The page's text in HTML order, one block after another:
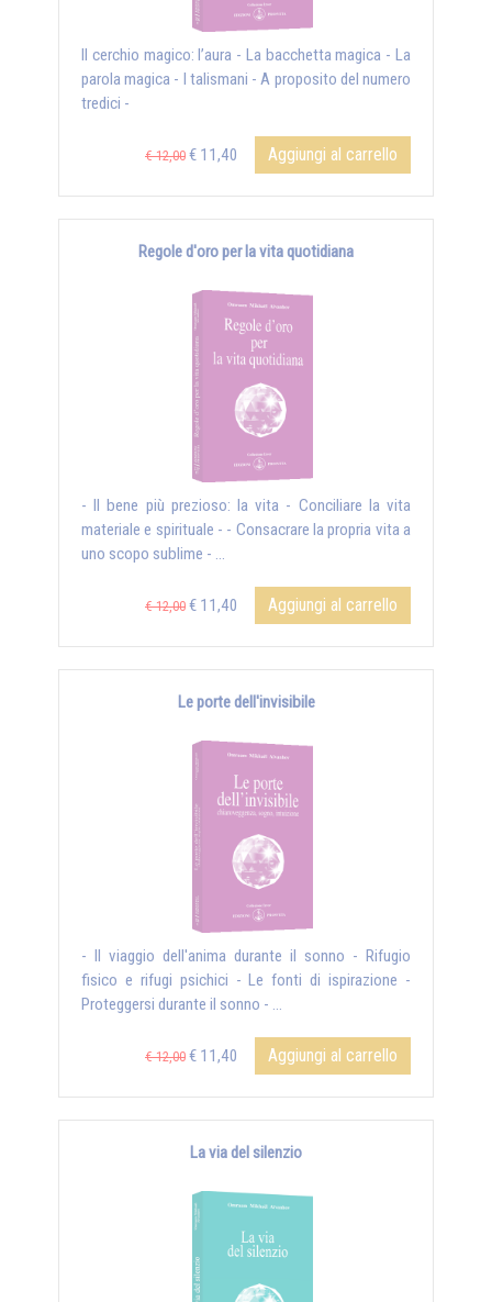
Il cerchio magico: l’aura - La bacchetta magica - La
parola magica - I talismani - A proposito del numero
tredici -
€ 12,00 € 11,40 Aggiungi al carrello
Regole d'oro per la vita quotidiana
- Il bene più prezioso: la vita - Conciliare la vita
materiale e spirituale - - Consacrare la propria vita a
uno scopo sublime - ...
€ 12,00 € 11,40 Aggiungi al carrello
Le porte dell'invisibile
- Il viaggio dell'anima durante il sonno - Rifugio
fisico e rifugi psichici - Le fonti di ispirazione -
Proteggersi durante il sonno - ...
€ 12,00 € 11,40 Aggiungi al carrello
La via del silenzio